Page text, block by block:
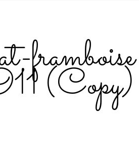
framboise
(Copy)